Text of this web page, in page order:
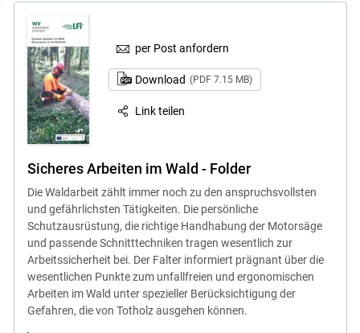
per Post anfordern
Download (PDF 7.15 MB)
Link teilen
Sicheres Arbeiten im Wald - Folder
Die Waldarbeit zählt immer noch zu den anspruchsvollsten
und gefährlichsten Tätigkeiten. Die persönliche
Schutzausrüstung, die richtige Handhabung der Motorsäge
und passende Schnitttechniken tragen wesentlich zur
Arbeitssicherheit bei. Der Falter informiert prägnant über die
wesentlichen Punkte zum unfallfreien und ergonomischen
Arbeiten im Wald unter spezieller Berücksichtigung der
Gefahren, die von Totholz ausgehen können.